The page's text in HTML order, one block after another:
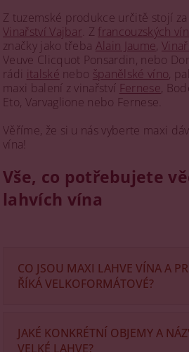
Z tuzemské produkce určitě stojí
Vinařství Vajbar . Z francouzských vín
značky jako třeba Alain Jaume,
Veuve Clicquot Ponsardin, nebo
rádi italské nebo španělské víno,
maxi balení z vinařství Fernese,
Eto, Varvaglione nebo Fernese.
Věříme, že si u nás vyberte maxi
vína!
Vše, co potřebujete
lahvích vína
CO JSOU MAXI LAHVE VÍNA A
ŘÍKÁ VELKOFORMÁTOVÉ?
velkoformátové, jsou lahve s
standardních 0,75 l. Nejznámějším
JAKÉ KONKRÉTNÍ OBJEMY A
VELKÉ LAHVE?